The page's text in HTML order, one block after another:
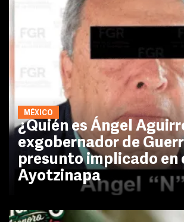
MÉXICO
¿Quién es Ángel
exgobernador de
presunto implicado en
Ayotzinapa